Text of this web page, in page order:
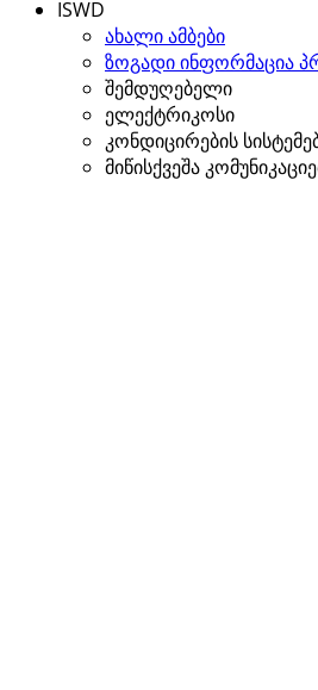
ISWD
ახალი ამბები
ზოგადი ინფორმაცია
შემდუღებელი
ელექტრიკოსი
კონდიცირების
მიწისქვეშა